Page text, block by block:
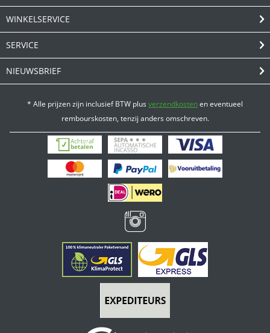
WINKELSERVICE
SERVICE
NIEUWSBRIEF
* Alle prijzen zijn inclusief BTW plusverzendkostenen eventueel
rembourskosten, tenzij anders omschreven.